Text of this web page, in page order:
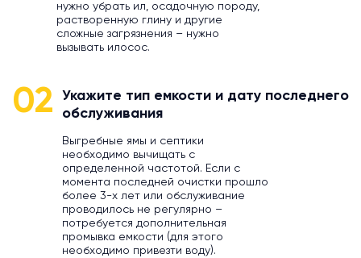
нужно убрать ил, осадочную породу,
растворенную глину и другие
сложные загрязнения – нужно
вызывать илосос.
02
Укажите тип емкости и дату последнего
обслуживания
Выгребные ямы и септики
необходимо вычищать с
определенной частотой. Если с
момента последней очистки прошло
более 3-х лет или обслуживание
проводилось не регулярно –
потребуется дополнительная
промывка емкости (для этого
необходимо привезти воду).